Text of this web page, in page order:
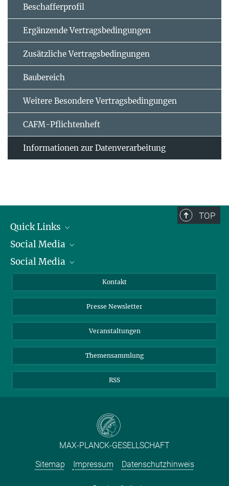
Beschafferprofil
Ergänzende Vertrags­bedingungen
Zusätzliche Vertrags­bedingungen
Baubereich
Weitere Besondere Vertragsbedingungen
CAFM-Pflichtenheft
Informationen zur Datenverarbeitung
TOP
Quick Links
Präsident
Zahlen und Fakten
Social Media
Bluesky
TikTok
Social Media
Instagram
YouTube
Kontakt
Presse Newsletter
Veranstaltungen
Themensammlung
RSS
MAX-PLANCK-GESELLSCHAFT
Sitemap
Impressum Datenschutzhinweis